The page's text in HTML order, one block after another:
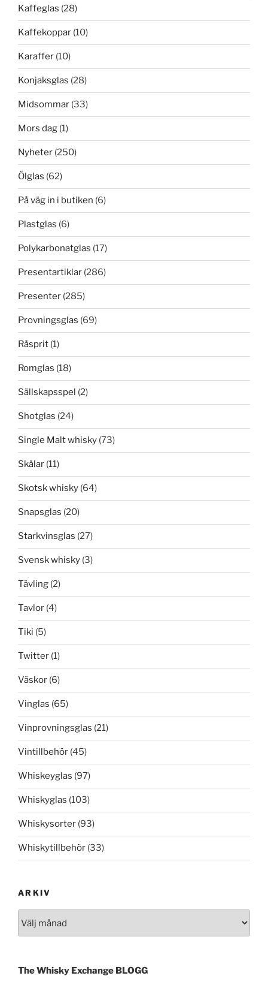
Kaffeglas (28)
Kaffekoppar (10)
Karaffer (10)
Konjaksglas (28)
Midsommar (33)
Mors dag (1)
Nyheter (250)
Ölglas (62)
På väg in i butiken (6)
Plastglas (6)
Polykarbonatglas (17)
Presentartiklar (286)
Presenter (285)
Provningsglas (69)
Råsprit (1)
Romglas (18)
Sällskapsspel (2)
Shotglas (24)
Single Malt whisky (73)
Skålar (11)
Skotsk whisky (64)
Snapsglas (20)
Starkvinsglas (27)
Svensk whisky (3)
Tävling (2)
Tavlor (4)
Tiki (5)
Twitter (1)
Väskor (6)
Vinglas (65)
Vinprovningsglas (21)
Vintillbehör (45)
Whiskeyglas (97)
Whiskyglas (103)
Whiskysorter (93)
Whiskytillbehör (33)
ARKIV
The Whisky Exchange BLOGG